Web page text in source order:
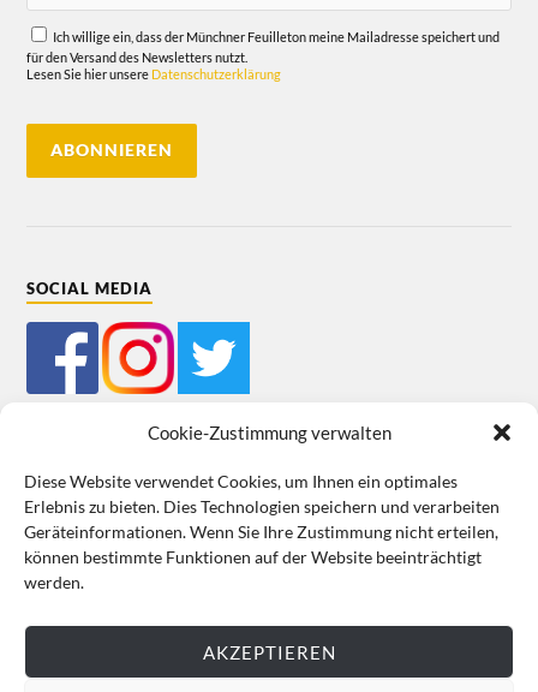
Cookie-Zustimmung verwalten
Diese Website verwendet Cookies, um Ihnen ein optimales
Erlebnis zu bieten. Dies Technologien speichern und verarbeiten
Geräteinformationen. Wenn Sie Ihre Zustimmung nicht erteilen,
können bestimmte Funktionen auf der Website beeinträchtigt
werden.
AKZEPTIEREN
Ich willige ein, dass der Münchner Feuilleton meine Mailadresse speichert und
für den Versand des Newsletters nutzt.
Lesen Sie hier unsere Datenschutzerklärung
SOCIAL MEDIA
Mein Bestellkonto Kundeninformationen Datenschutz
Cookie-Richtlinie (EU) Impressum
VERTRAG WIDERRUFEN